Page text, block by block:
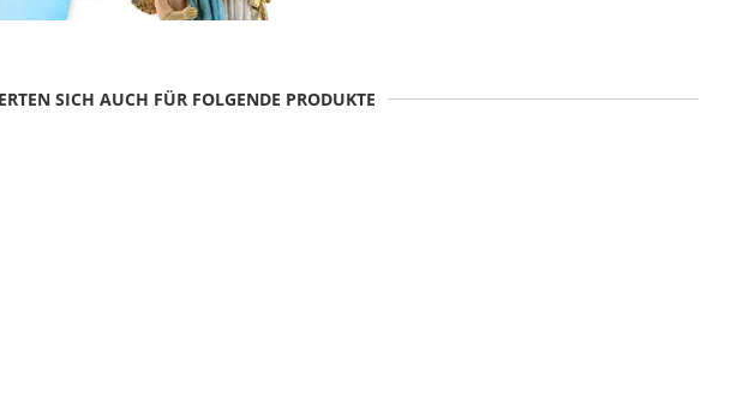
SICH AUCH FÜR FOLGENDE PRODUKTE